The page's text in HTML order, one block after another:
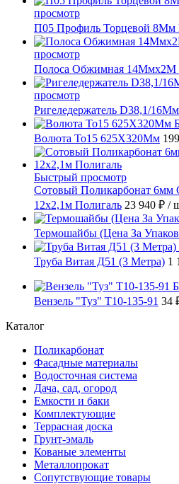
просмотр
П05 Профиль Торцевой 8Мм
просмотр
Полоса Обжимная 14Ммх2М
просмотр
Ригеледержатель D38,1/
Волюта То15 625X320Мм
Быстрый просмотр
Сотовый Поликарбонат
12х2,1м Полигаль 23 940 ₽ /
Термошайбы (Цена За
Труба Витая Д51 (3 Метра) 1
Вензель "Туз" Т10-135-91 34
Каталог
Поликарбонат
Фасадные материалы
Водосточная система
Дача, сад, огород
Емкости и баки
Комплектующие
Террасная доска
Грунт-эмаль
Кованые элементы
Металлопрокат
Сопутствующие товары